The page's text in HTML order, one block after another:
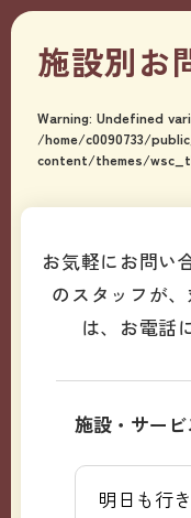
施設別お
Warning: Undefined
/home/c0090733/
content/themes/
お気軽にお問い
のスタッフが、
は、お電話
施設・サービ